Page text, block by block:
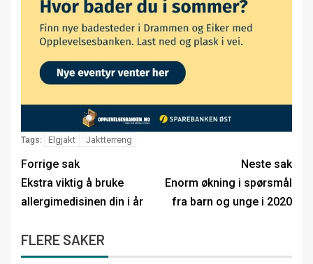
Tags: Elgjakt Jaktterreng
Forrige sak
Ekstra viktig å bruke
allergimedisinen din i år
Neste sak
Enorm økning i spørsmål
fra barn og unge i 2020
FLERE SAKER